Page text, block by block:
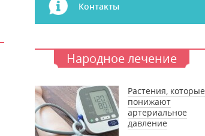
Контакты
Народное лечение
Растения, которые
понижают
артериальное
давление